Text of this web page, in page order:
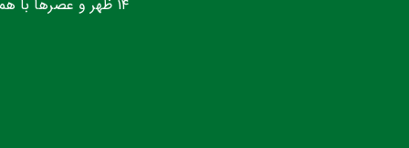
۱۴ ظهر و عصرها با هماهنگی قبلی